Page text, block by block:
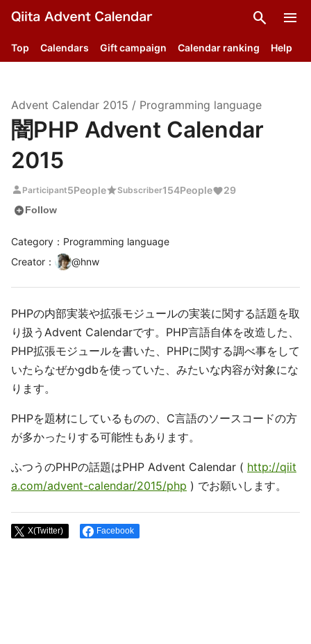
search menu
Top Calendars Gift campaign Calendar ranking Help
Advent Calendar 2015 / Programming language
闇PHP Advent Calendar
2015
person Participant5PeoplestarSubscriber154People 29
add_circleFollow
Category：Programming language
Creator ： @hnw
PHPの内部実装や拡張モジュールの実装に関する話題を取
り扱うAdvent Calendarです。PHP言語自体を改造した、
PHP拡張モジュールを書いた、PHPに関する調べ事をして
いたらなぜかgdbを使っていた、みたいな内容が対象にな
ります。
PHPを題材にしているものの、C言語のソースコードの方
が多かったりする可能性もあります。
ふつうのPHPの話題はPHP Advent Calendar ( http://qiit
a.com/advent-calendar/2015/php ) でお願いします。
X(Twitter) Facebook